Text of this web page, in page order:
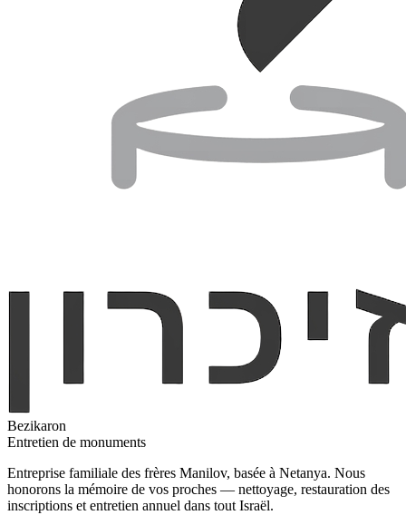
Bezikaron
Entretien de monuments
Entreprise familiale des frères Manilov, basée à Netanya. Nous
honorons la mémoire de vos proches — nettoyage, restauration des
inscriptions et entretien annuel dans tout Israël.